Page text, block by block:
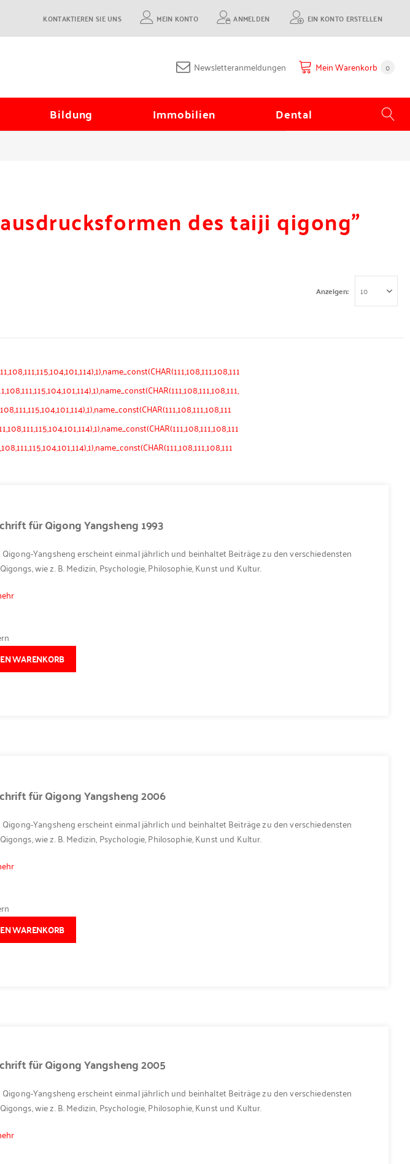
KONTAKTIEREN SIE UNS MEIN KONTO ANMELDEN EIN KONTO ERSTELLEN
Newsletteranmeldungen Mein Warenkorb 0
Bildung Immobilien Dental
des taiji qigong"
Anzeigen
für Qigong Yangsheng 1993
Yangsheng erscheint einmal jährlich und beinhaltet Beiträge zu den verschiedensten
wie z. B. Medizin, Psychologie, Philosophie, Kunst und Kultur.
WARENKORB
für Qigong Yangsheng 2006
Yangsheng erscheint einmal jährlich und beinhaltet Beiträge zu den verschiedensten
wie z. B. Medizin, Psychologie, Philosophie, Kunst und Kultur.
WARENKORB
für Qigong Yangsheng 2005
Yangsheng erscheint einmal jährlich und beinhaltet Beiträge zu den verschiedensten
wie z. B. Medizin, Psychologie, Philosophie, Kunst und Kultur.